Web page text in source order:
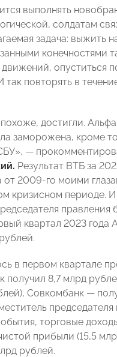
выполнять
солдатам
задача: выжить
конечностями
опуститься
повторять в
достигли.
заморожена, кроме
—
Результат ВТБ за
от 2009-го моими
кризисном периоде.
правления
квартал 2023 года
в первом квартале
8,7 млрд
Совкомбанк —
торговые
прибыли (15,5
рублей.